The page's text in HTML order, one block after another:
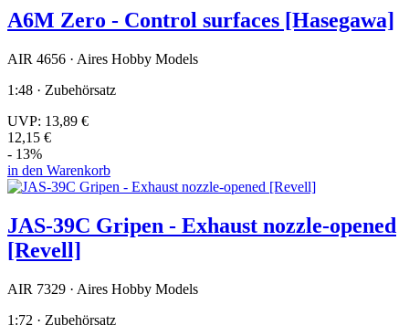
A6M Zero - Control surfaces [Hasegawa]
AIR 4656 · Aires Hobby Models
1:48 · Zubehörsatz
UVP: 13,89 €
12,15 €
- 13%
in den Warenkorb
JAS-39C Gripen - Exhaust nozzle-opened
[Revell]
AIR 7329 · Aires Hobby Models
1:72 · Zubehörsatz